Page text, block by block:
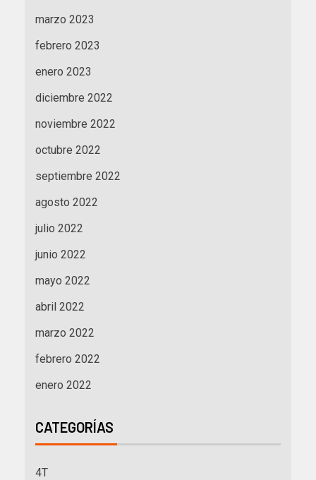
marzo 2023
febrero 2023
enero 2023
diciembre 2022
noviembre 2022
octubre 2022
septiembre 2022
agosto 2022
julio 2022
junio 2022
mayo 2022
abril 2022
marzo 2022
febrero 2022
enero 2022
CATEGORÍAS
4T